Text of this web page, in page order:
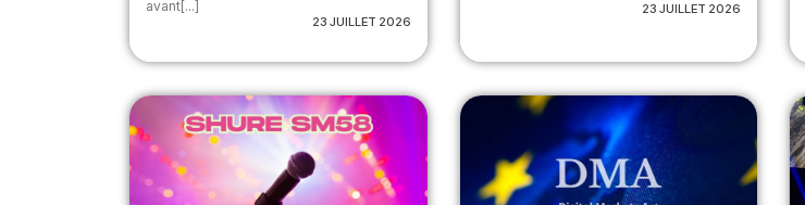
avant[...]
23 JUILLET 2026
23 JUILLET 2026